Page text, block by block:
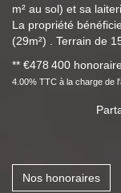
m² au sol) et sa
La propriété
(29m²) . Terrain de
** €478 400
4.00% TTC à la charge de
Nos honoraires